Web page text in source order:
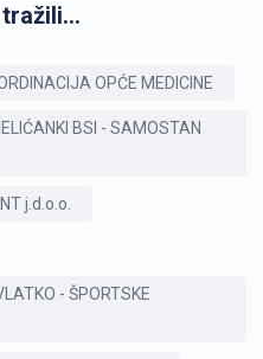
OPĆE MEDICINE
BSI - SAMOSTAN
j.d.o.o.
- ŠPORTSKE